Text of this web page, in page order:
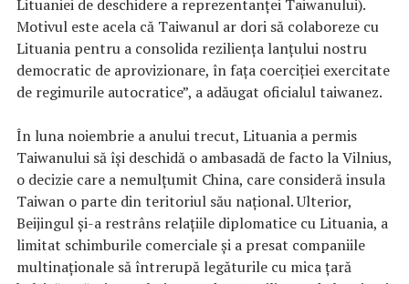
Lituaniei de deschidere a reprezentanţei Taiwanului).
Motivul este acela că Taiwanul ar dori să colaboreze cu
Lituania pentru a consolida rezilienţa lanţului nostru
democratic de aprovizionare, în faţa coerciţiei exercitate
de regimurile autocratice”, a adăugat oficialul taiwanez.
În luna noiembrie a anului trecut, Lituania a permis
Taiwanului să îşi deschidă o ambasadă de facto la Vilnius,
o decizie care a nemulţumit China, care consideră insula
Taiwan o parte din teritoriul său naţional. Ulterior,
Beijingul şi-a restrâns relaţiile diplomatice cu Lituania, a
limitat schimburile comerciale şi a presat companiile
multinaţionale să întrerupă legăturile cu mica ţară